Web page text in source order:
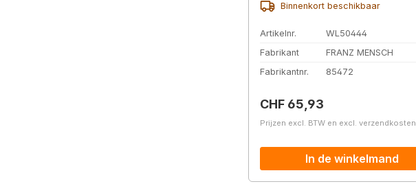
Binnenkort beschikbaar
Artikelnr.
WL50444
Fabrikant
FRANZ MENSCH
Fabrikantnr.
85472
Normale prijs:
CHF 65,93
Prijzen excl. BTW en excl. verzendkosten
In de winkelmand